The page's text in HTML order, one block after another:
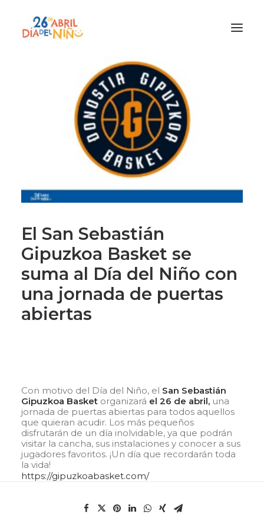
¿Qué es el Día del Niño?
¿Cómo lo vamos a celebrar?
Participa con tu cole
Promocion
El San Sebastián
Gipuzkoa Basket se
suma al Día del Niño con
una jornada de puertas
abiertas
Con motivo del Día del Niño, el San Sebastián
Gipuzkoa Basket organizará el 26 de abril, una
jornada de puertas abiertas para todos aquellos
que quieran acudir. Los más pequeños
disfrutarán de un día inolvidable, ya que podrán
visitar la cancha, sus instalaciones y conocer a sus
jugadores favoritos. ¡Un día que recordarán toda
la vida!
https://gipuzkoabasket.com/